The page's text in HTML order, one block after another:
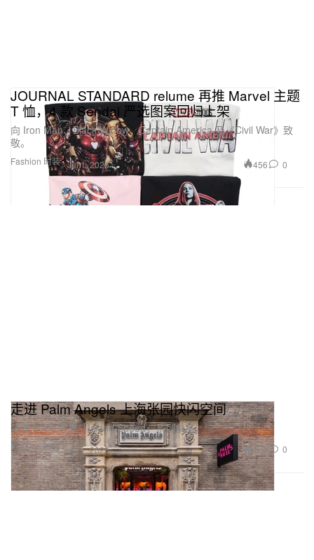
Fashion 时装
JOURNAL STANDARD relume 再推 Marvel 主题
T 恤，4 款 Sendai 严选图案回归上架
向 Iron Man、Black Widow、Captain America 及《Civil War》致
敬。
Jul 1, 2026 456 0
Fashion 时装
走进 Palm Angels 上海张园快闪空间
呈现 2026 春夏「Island Speed」系列单品。
Jul 1, 2026 276 0